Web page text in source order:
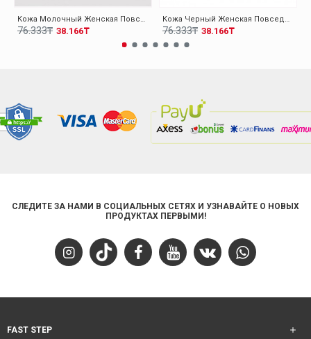
Кожа Молочный Женская Повседневная Обувь 009ZA0151
38.166₸
76.333₸
Кожа Черный Женская Повседневная Обувь 009ZA0151
38.166₸
76.333₸
СЛЕДИТЕ ЗА НАМИ В СОЦИАЛЬНЫХ СЕТЯХ И УЗНАВАЙТЕ О НОВЫХ
ПРОДУКТАХ ПЕРВЫМИ!
FAST STEP